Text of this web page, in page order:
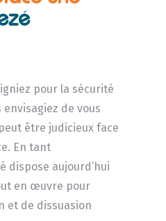
pour la sécurité
de vous
être judicieux face
En tant
dispose aujourd’hui
en œuvre pour
et de dissuasion